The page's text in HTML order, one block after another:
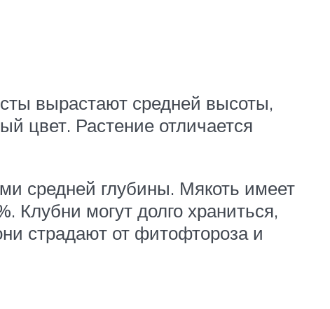
вырастают средней высоты,
цвет. Растение отличается
средней глубины. Мякоть имеет
Клубни могут долго храниться,
страдают от фитофтороза и